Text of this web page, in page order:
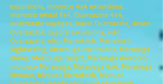
excursions, morocco 4x4 excursions,
morocco rental 4x4, Ouarzazate 4x4,
ouarzazate voyages, travel Ouarzazate, desert
Ouarzazate, zagora excursions, visit
Ouarzazate, visit Marrakech, Marrakech
sightseeing, Merzouga excursions, Merzouga
dunes, Merzouga desert, Merzouga morocco,
morocco Merzouga, Merzouga 4x4, Merzouga
bivouac, bivouac Marrakech, bivouac